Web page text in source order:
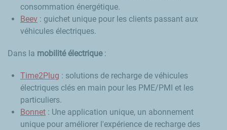
consommation énergétique.
Beev : guichet unique pour les clients passant aux
véhicules électriques.
Dans la mobilité électrique:
Time2Plug : solutions de recharge de véhicules
électriques clés en main pour les PME/PMI et les
particuliers.
Bonnet : Une application unique, un abonnement
unique pour améliorer l'expérience de recharge des